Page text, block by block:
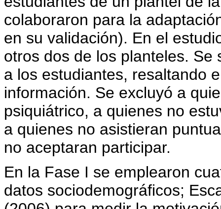
colaboraron para la
en su validación). En el
otros dos de los planteles.
a los estudiantes, resaltando
información. Se excluyó a
psiquiátrico, a quienes no
a quienes no asistieran
no aceptaran participar.
En la Fase I se emplearon
datos sociodemográficos;